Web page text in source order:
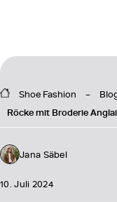
Shoe Fashion
Röcke mit Broderie
Jana Säbel
10. Juli 2024